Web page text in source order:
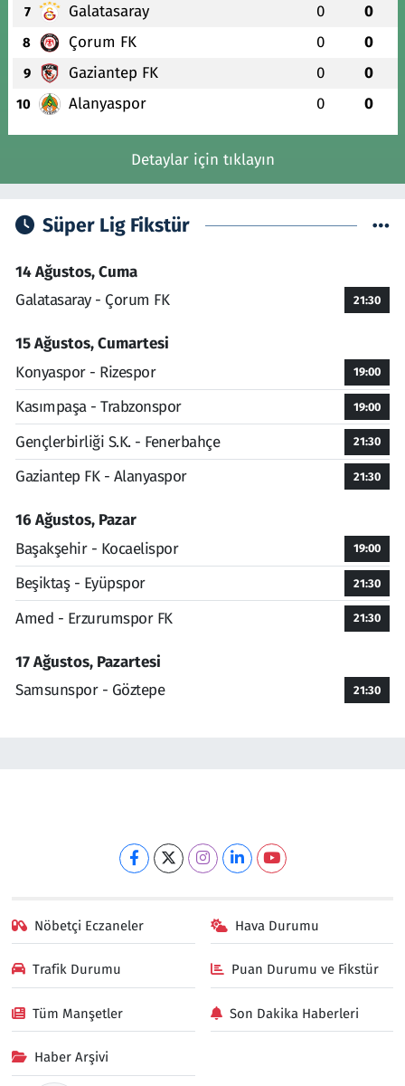
7 Galatasaray 0 0
8 Çorum FK 0 0
9 Gaziantep FK 0 0
10 Alanyaspor 0 0
Detaylar için tıklayın
Süper Lig Fikstür
14 Ağustos, Cuma
Galatasaray - Çorum FK
21:30
15 Ağustos, Cumartesi
Konyaspor - Rizespor
19:00
Kasımpaşa - Trabzonspor 19:00
Gençlerbirliği S.K. - Fenerbahçe 21:30
Gaziantep FK - Alanyaspor 21:30
16 Ağustos, Pazar
Başakşehir - Kocaelispor
19:00
Beşiktaş - Eyüpspor 21:30
Amed - Erzurumspor FK 21:30
17 Ağustos, Pazartesi
Samsunspor - Göztepe
21:30
Nöbetçi Eczaneler Hava Durumu
Trafik Durumu Puan Durumu ve Fikstür
Tüm Manşetler Son Dakika Haberleri
Haber Arşivi